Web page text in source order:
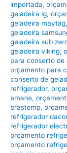
importada,
geladeira lg,
geladeira maytag
geladeira
geladeira sub
geladeira viking,
para conserto de
orçamento para
conserto de
refrigerador,
amana,
brastemp,
refrigerador
refrigerador
orçamento
orçamento